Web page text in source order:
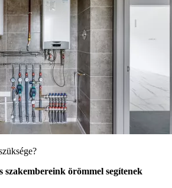
szakembereink örömmel segítenek